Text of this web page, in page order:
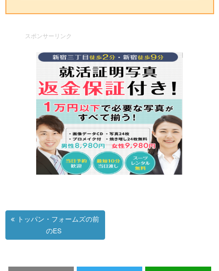
スポンサーリンク
トッパン・フォームズの前
のES